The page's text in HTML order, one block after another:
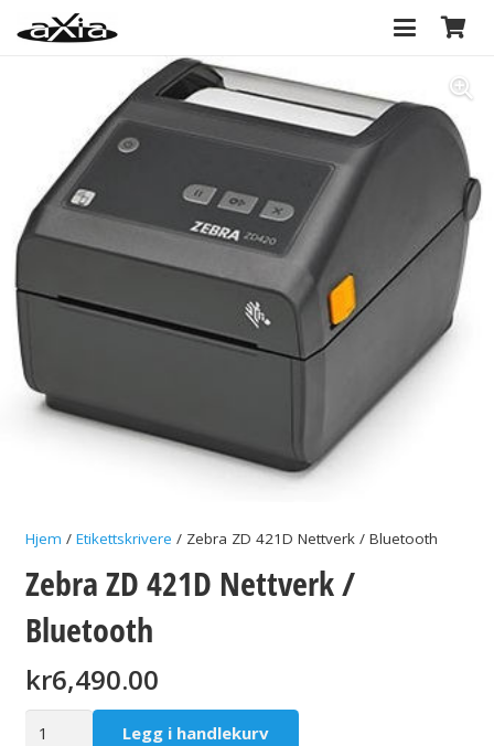
Hjem / Etikettskrivere / Zebra ZD 421D Nettverk / Bluetooth
Zebra ZD 421D Nettverk /
Bluetooth
kr6,490.00
Legg i handlekurv